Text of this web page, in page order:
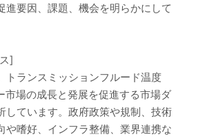
進要因、課題、機会を明らかにして
]
トランスミッションフルード温度
市場の成長と発展を促進する市場ダ
しています。政府政策や規制、技術
や嗜好、インフラ整備、業界連携な